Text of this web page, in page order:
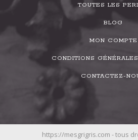
TOUTES LES
BLOG
MON COMPTE
CONDITIONS
CONTACTEZ-
https://mesgrigris.com - tous